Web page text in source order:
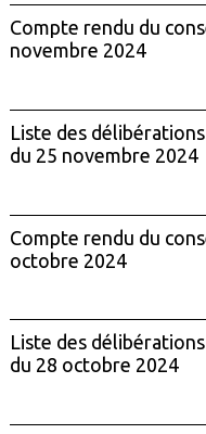
Compte rendu du
novembre 2024
Liste des
du 25 novembre 2024
Compte rendu du
octobre 2024
Liste des
du 28 octobre 2024